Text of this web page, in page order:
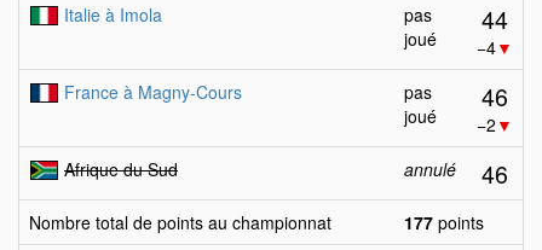
Italie à Imola
pas
joué
44
−4▼
France à Magny-Cours
pas
joué
46
−2 ▼
Afrique du Sud
annulé 46
Nombre total de points au championnat 177 points